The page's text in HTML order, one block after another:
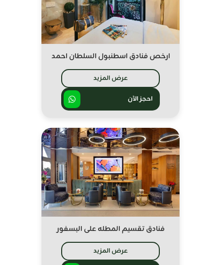
ارخص فنادق اسطنبول السلطان احمد
عرض المزيد
احجز الآن
فنادق تقسيم المطله على البسفور
عرض المزيد